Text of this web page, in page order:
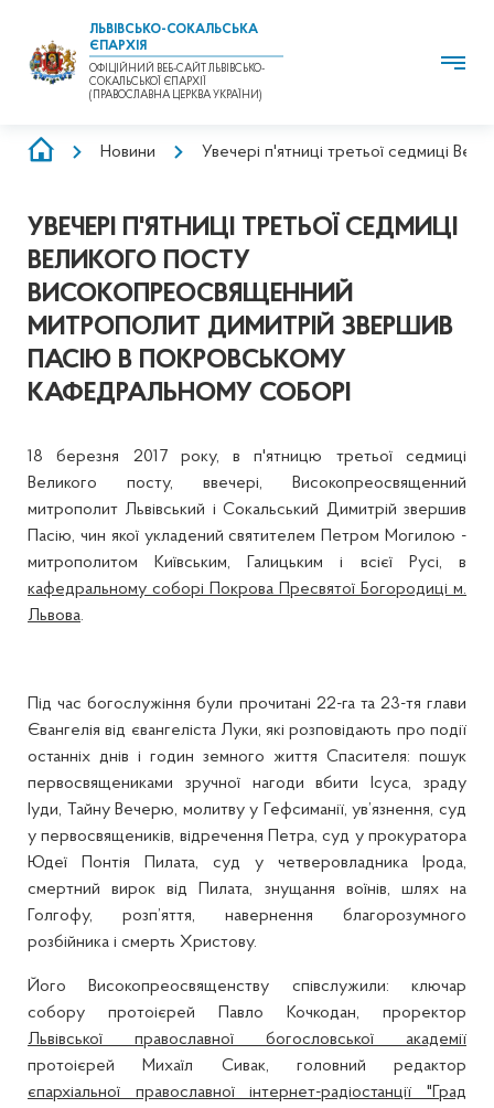
ЛЬВІВСЬКО-СОКАЛЬСЬКА
ЄПАРХІЯ
ОФІЦІЙНИЙ ВЕБ-САЙТ ЛЬВІВСЬКО-
СОКАЛЬСЬКОЇ ЄПАРХІЇ
(ПРАВОСЛАВНА ЦЕРКВА УКРАЇНИ)
РЯДОК
Новини Увечері п'ятниці третьої седмиці
УВЕЧЕРІ П'ЯТНИЦІ ТРЕТЬОЇ СЕДМИЦІ
ВЕЛИКОГО ПОСТУ
ВИСОКОПРЕОСВЯЩЕННИЙ
МИТРОПОЛИТ ДИМИТРІЙ ЗВЕРШИВ
ПАСІЮ В ПОКРОВСЬКОМУ
КАФЕДРАЛЬНОМУ СОБОРІ
18 березня 2017 року, в п'ятницю третьої седмиці
Великого посту, ввечері, Високопреосвященний
митрополит Львівський і Сокальський Димитрій звершив
Пасію, чин якої укладений святителем Петром Могилою -
митрополитом Київським, Галицьким і всієї Русі, в
кафедральному соборі Покрова Пресвятої Богородиці м.
Львова.
Під час богослужіння були прочитані 22-га та 23-тя глави
Євангелія від євангеліста Луки, які розповідають про події
останніх днів і годин земного життя Спасителя: пошук
первосвящениками зручної нагоди вбити Ісуса, зраду
Іуди, Тайну Вечерю, молитву у Гефсиманії, ув’язнення, суд
у первосвящеників, відречення Петра, суд у прокуратора
Юдеї Понтія Пилата, суд у четверовладника Ірода,
смертний вирок від Пилата, знущання воїнів, шлях на
Голгофу, розп’яття, навернення благорозумного
розбійника і смерть Христову.
Його Високопреосвященству співслужили: ключар
собору протоієрей Павло Кочкодан, проректор
Львівської православної богословської академії
протоієрей Михаїл Сивак, головний редактор
єпархіальної православної інтернет-радіостанції "Град